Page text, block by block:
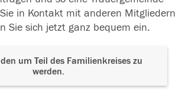
in Kontakt mit anderen Mitgliedern
Sie sich jetzt ganz bequem ein.
um Teil des Familienkreises zu
werden.